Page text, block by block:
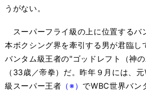
うがない。
スーパーフライ級の上に位置するバ
本ボクシング界を牽引する男が君臨し
バンタム級王者の"ゴッドレフト（神
（33歳／帝拳）だ。昨年９月には、
級スーパー王者 （※） でWBC世界バン